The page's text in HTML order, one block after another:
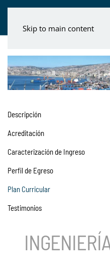
Skip to main content
Descripción
Acreditación
Caracterización de Ingreso
Perfil de Egreso
Plan Curricular
Testimonios